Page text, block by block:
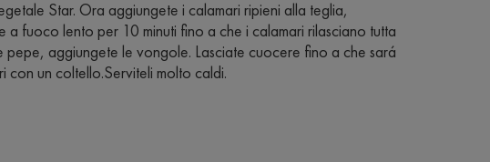
Star. Ora aggiungete i calamari ripieni alla teglia,
a fuoco lento per 10 minuti fino a che i calamari rilasciano tutta
pepe, aggiungete le vongole. Lasciate cuocere fino a che sará
con un coltello.Serviteli molto caldi.